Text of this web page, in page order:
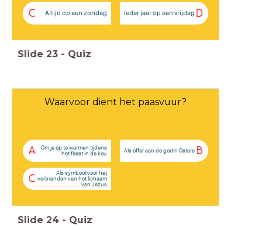
C Altijd op een zondag D
Ieder jaar op een vrijdag
Slide 23 - Quiz
Waarvoor dient het paasvuur?
A
Om je op te warmen tijdens
het feest in de kou
B
Als offer aan de godin Ostara
C
Als symbool voor het
verbranden van het lichaam
van Jezus
Slide 24 - Quiz